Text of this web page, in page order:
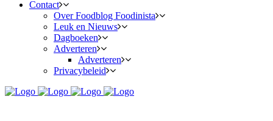
Contact
Over Foodblog Foodinista
Leuk en Nieuws
Dagboeken
Adverteren
Adverteren
Privacybeleid